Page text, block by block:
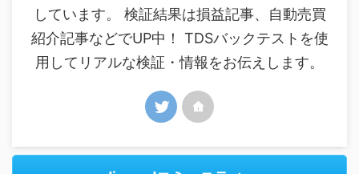
しています。 検証結果は損益記事、自動売買
紹介記事などでUP中！ TDSバックテストを使
用してリアルな検証・情報をお伝えします。